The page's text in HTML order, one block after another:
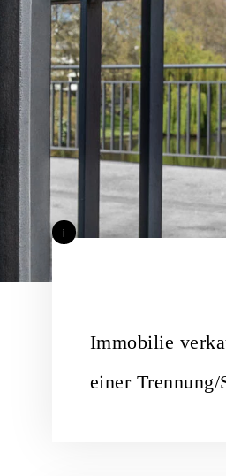
i
Immobilie
einer Trennung/